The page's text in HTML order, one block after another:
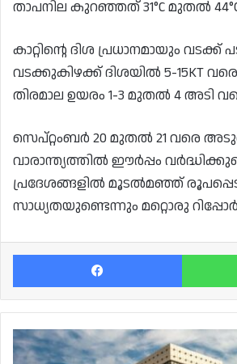
താപനില കുറഞ്ഞത് 31°C മുതൽ
കാറ്റിന്റെ ദിശ പ്രധാനമായും
വടക്കുകിഴക്ക് ദിശയിൽ 5-15KT
തിരമാല ഉയരം 1-3 മുതൽ 4 അടി
സെപ്റ്റംബർ 20 മുതൽ 21 വരെ
വാരാന്ത്യത്തിൽ ഈർപ്പം
പ്രദേശങ്ങളിൽ മൂടൽമഞ്ഞ്
സാധ്യതയുണ്ടെന്നും മറ്റൊരു
Facebook
പലിശ
നിരക്ക്